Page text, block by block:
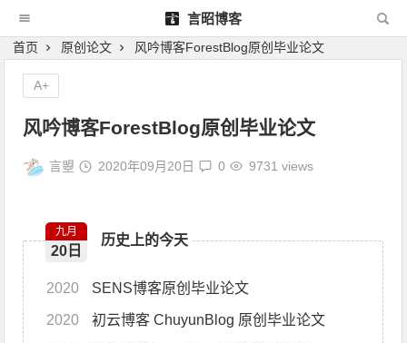
言昭博客
首页 原创论文 风吟博客ForestBlog原创毕业论文
风吟博客ForestBlog原创毕业论文
言曌 2020年09月20日 0 9731 views
历史上的今天
九月
20日
2020 SENS博客原创毕业论文
2020 初云博客 ChuyunBlog 原创毕业论文
A+